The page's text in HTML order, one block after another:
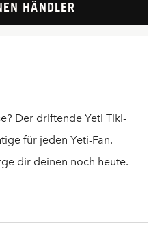
HÄNDLER
Der driftende Yeti Tiki-
für jeden Yeti-Fan.
dir deinen noch heute.